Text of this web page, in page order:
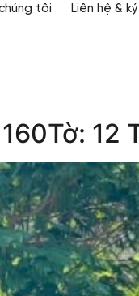
tôi Liên hệ & ký